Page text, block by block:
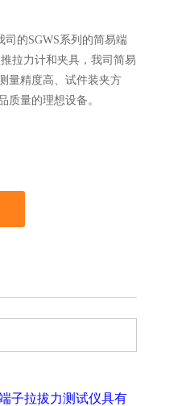
司的SGWS系列的简易端
拉力计和夹具，我司简易
量精度高、试件装夹方
质量的理想设备。
子拉拔力测试仪具有